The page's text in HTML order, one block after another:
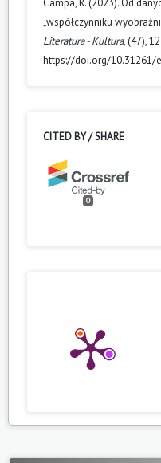
Campa, R. (2023). Od
„współczynniku
Literatura - Kultura, (47),
https://doi.org/10.31261/
CITED BY / SHARE
0